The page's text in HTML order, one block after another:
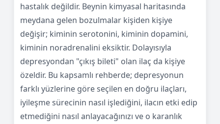
hastalık değildir. Beynin kimyasal haritasında
meydana gelen bozulmalar kişiden kişiye
değişir; kiminin serotonini, kiminin dopamini,
kiminin noradrenalini eksiktir. Dolayısıyla
depresyondan "çıkış bileti" olan ilaç da kişiye
özeldir. Bu kapsamlı rehberde; depresyonun
farklı yüzlerine göre seçilen en doğru ilaçları,
iyileşme sürecinin nasıl işlediğini, ilacın etki edip
etmediğini nasıl anlayacağınızı ve o karanlık